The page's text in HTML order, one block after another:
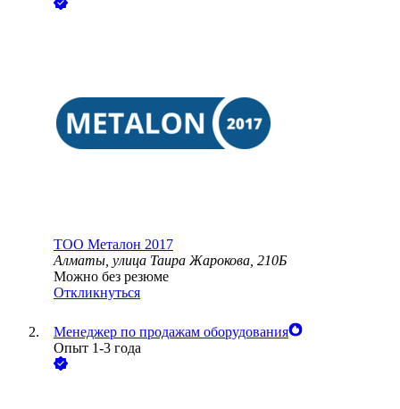
ТОО Металон 2017
Алматы, улица Таира Жарокова, 210Б
Можно без резюме
Откликнуться
Менеджер по продажам оборудования
Опыт 1-3 года